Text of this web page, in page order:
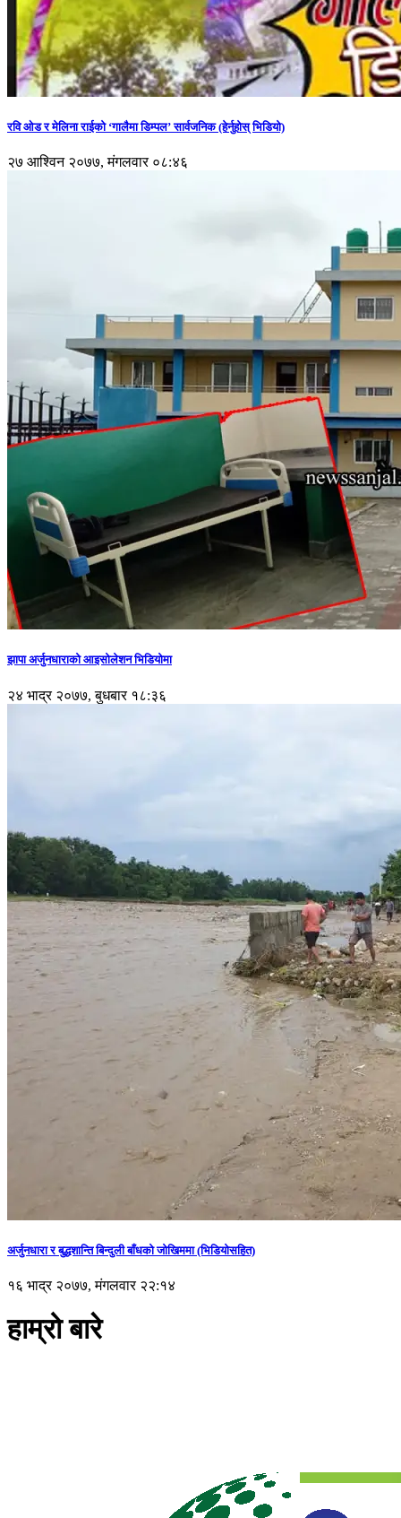
रवि ओड र मेलिना राईको ‘गालैमा डिम्पल’ सार्वजनिक (हेर्नुहोस् भिडियो)
२७ आश्विन २०७७, मंगलवार ०८:४६
झापा अर्जुनधाराको आइसोलेशन भिडियोमा
२४ भाद्र २०७७, बुधबार १८:३६
अर्जुनधारा र बुद्धशान्ति बिन्दुली बाँधको जोखिममा (भिडियाेसहित)
१६ भाद्र २०७७, मंगलवार २२:१४
हाम्रो बारे